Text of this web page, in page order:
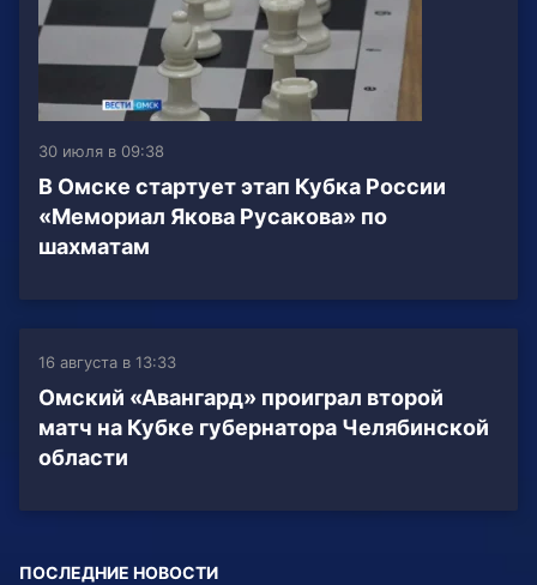
30 июля в 09:38
В Омске стартует этап Кубка России
«Мемориал Якова Русакова» по
шахматам
16 августа в 13:33
Омский «Авангард» проиграл второй
матч на Кубке губернатора Челябинской
области
ПОСЛЕДНИЕ НОВОСТИ